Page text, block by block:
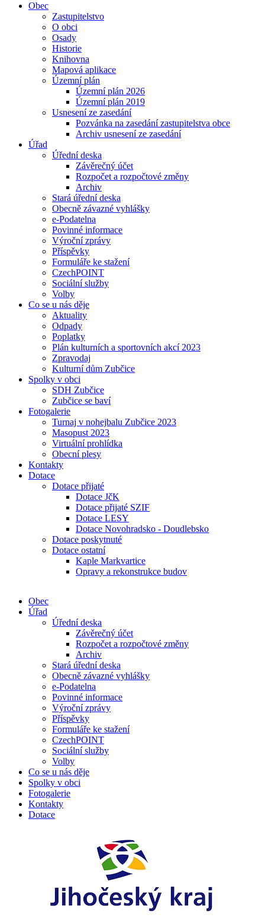
Obec
Zastupitelstvo
O obci
Osady
Historie
Knihovna
Mapová aplikace
Územní plán
Územní plán 2026
Územní plán 2019
Usnesení ze zasedání
Pozvánka na zasedání zastupitelstva obce
Archiv usnesení ze zasedání
Úřad
Úřední deska
Závěrečný účet
Rozpočet a rozpočtové změny
Archiv
Stará úřední deska
Obecně závazné vyhlášky
e-Podatelna
Povinné informace
Výroční zprávy
Příspěvky
Formuláře ke stažení
CzechPOINT
Sociální služby
Volby
Co se u nás děje
Aktuality
Odpady
Poplatky
Plán kulturních a sportovních akcí 2023
Zpravodaj
Kulturní dům Zubčice
Spolky v obci
SDH Zubčice
Zubčice se baví
Fotogalerie
Turnaj v nohejbalu Zubčice 2023
Masopust 2023
Virtuální prohlídka
Obecní plesy
Kontakty
Dotace
Dotace přijaté
Dotace JčK
Dotace přijaté SZIF
Dotace LESY
Dotace Novohradsko - Doudlebsko
Dotace poskytnuté
Dotace ostatní
Kaple Markvartice
Opravy a rekonstrukce budov
Obec
Úřad
Úřední deska
Závěrečný účet
Rozpočet a rozpočtové změny
Archiv
Stará úřední deska
Obecně závazné vyhlášky
e-Podatelna
Povinné informace
Výroční zprávy
Příspěvky
Formuláře ke stažení
CzechPOINT
Sociální služby
Volby
Co se u nás děje
Spolky v obci
Fotogalerie
Kontakty
Dotace